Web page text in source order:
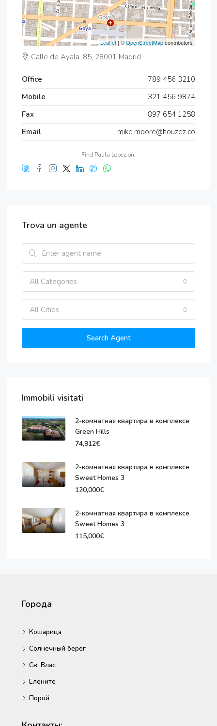
Leaflet | ©OpenStreetMapcontributors
Calle de Ayala, 85, 28001 Madrid
Office
789 456 3210
Mobile
321 456 9874
Fax
897 654 1258
Email
mike.moore@houzez.co
Find Paula Lopez on:
Trova un agente
All Categories
All Cities
Search Agent
Immobili visitati
2-комнатная квартира в комплексе
Green Hills
74,912€
2-комнатная квартира в комплексе
Sweet Homes 3
120,000€
2-комнатная квартира в комплексе
Sweet Homes 3
115,000€
Города
Кошарица
Солнечный берег
Св. Влас
Елените
Порой